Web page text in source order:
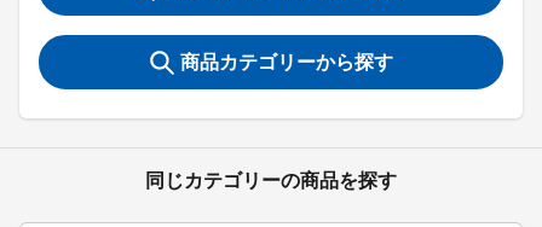
商品カテゴリーから探す
同じカテゴリーの商品を探す